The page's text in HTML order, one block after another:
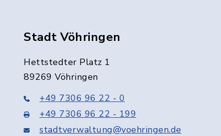
Stadt Vöhringen
Hettstedter Platz 1
89269 Vöhringen
+49 7306 96 22 - 0
+49 7306 96 22 - 199
stadtverwaltung@voehringen.de